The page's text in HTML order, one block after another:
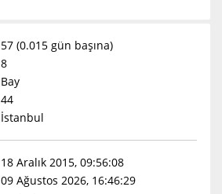
57 (0.015 gün başına)
8
Bay
44
İstanbul
18 Aralık 2015, 09:56:08
09 Ağustos 2026, 16:46:29